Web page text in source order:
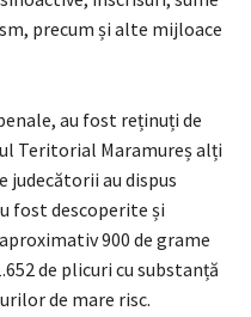
precum și alte mijloace
au fost reținuți de
Teritorial Maramureș alți
judecătorii au dispus
fost descoperite și
900 de grame
de plicuri cu substanță
de mare risc.